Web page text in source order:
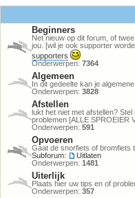
Beginners
Net nieuw op dit forum, of
jou. [wil je ook supporter
supporters
Onderwerpen: 7364
Algemeen
In dit gedeelte kan je
Onderwerpen: 3828
Afstellen
lukt het niet met afstellen?
problemen [ALLE SPROEIER
Onderwerpen: 591
Opvoeren
Gaat de snorfiets of bromfiets
Subforum:
Uitlaten
Onderwerpen: 1481
Uiterlijk
Plaats hier uw tips en of
Onderwerpen: 357